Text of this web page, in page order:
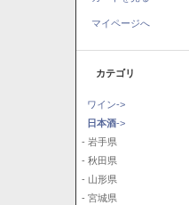
マイページへ
カテゴリ
ワイン->
日本酒->
- 岩手県
- 秋田県
- 山形県
- 宮城県